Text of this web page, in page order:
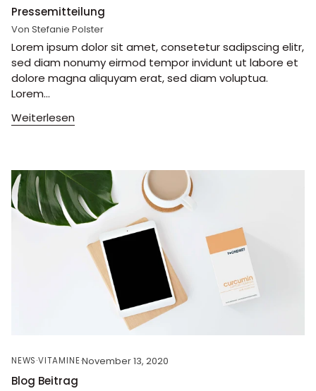
Pressemitteilung
Von Stefanie Polster
Lorem ipsum dolor sit amet, consetetur sadipscing elitr,
sed diam nonumy eirmod tempor invidunt ut labore et
dolore magna aliquyam erat, sed diam voluptua.
Lorem...
Weiterlesen
NEWS VITAMINE November 13, 2020
Blog Beitrag